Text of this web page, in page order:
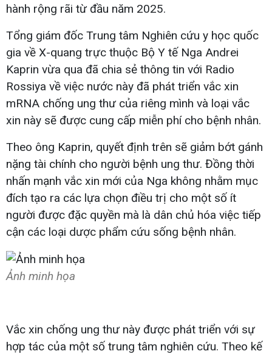
hành rộng rãi từ đầu năm 2025.
Tổng giám đốc Trung tâm Nghiên cứu y học quốc
gia về X-quang trực thuộc Bộ Y tế Nga Andrei
Kaprin vừa qua đã chia sẻ thông tin với Radio
Rossiya về việc nước này đã phát triển vắc xin
mRNA chống ung thư của riêng mình và loại vắc
xin này sẽ được cung cấp miễn phí cho bệnh nhân.
Theo ông Kaprin, quyết định trên sẽ giảm bớt gánh
nặng tài chính cho người bệnh ung thư. Đồng thời
nhấn mạnh vắc xin mới của Nga không nhằm mục
đích tạo ra các lựa chọn điều trị cho một số ít
người được đặc quyền mà là dân chủ hóa việc tiếp
cận các loại dược phẩm cứu sống bệnh nhân.
Ảnh minh họa
Vắc xin chống ung thư này được phát triển với sự
hợp tác của một số trung tâm nghiên cứu. Theo kế